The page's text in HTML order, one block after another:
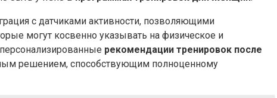
с датчиками активности, позволяющими
могут косвенно указывать на физическое и
рекомендации тренировок после
решением, способствующим полноценному